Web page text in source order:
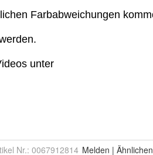
Nr.: 0067912814 Melden | Ähnlichen